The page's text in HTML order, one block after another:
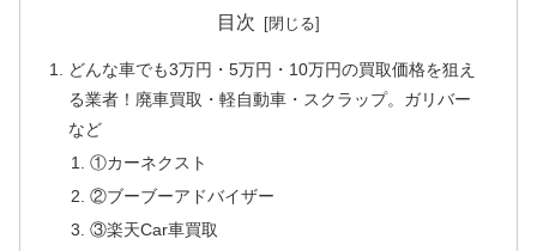
目次
どんな車でも3万円・5万円・10万円の買取価格を狙え
る業者！廃車買取・軽自動車・スクラップ。ガリバー
など
①カーネクスト
②ブーブーアドバイザー
③楽天Car車買取